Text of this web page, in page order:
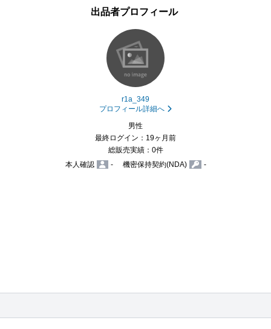
出品者プロフィール
r1a_349
プロフィール詳細へ
男性
最終ログイン：19ヶ月前
総販売実績：0件
本人確認
- 機密保持契約(NDA) -